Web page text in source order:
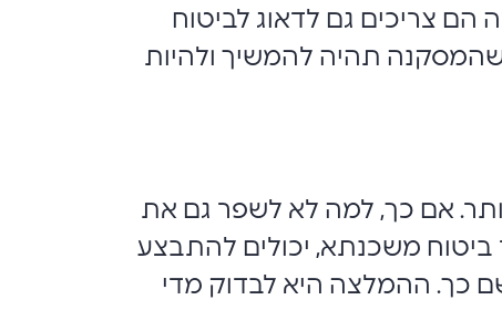
צריכים גם לדאוג לביטוח
תהיה להמשיך ולהיות
אם כך, למה לא לשפר גם את
ביטוח משכנתא, יכולים להתבצע
כך. ההמלצה היא לבדוק מדי